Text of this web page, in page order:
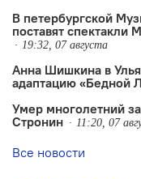
В петербургской
поставят спектакли
19:32, 07 августа
Анна Шишкина в
адаптацию «Бедной
Умер многолетний
Стронин
11:20, 07
Все новости